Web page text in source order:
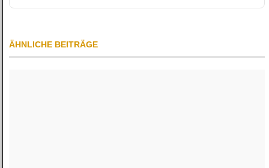
ÄHNLICHE BEITRÄGE